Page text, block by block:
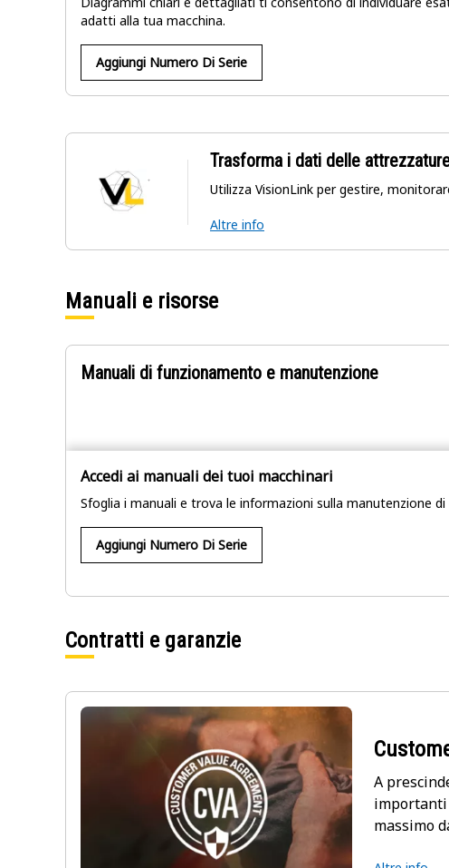
adatti alla tua macchina.
Aggiungi Numero Di Serie
Trasforma i dati delle
Utilizza VisionLink per gestire,
Altre info
Manuali e risorse
Manuali di funzionamento e manutenzione
Accedi ai manuali dei tuoi macchinari
Sfoglia i manuali e trova le informazioni sulla manutenzione di
Aggiungi Numero Di Serie
Contratti e garanzie
A
importanti
massimo